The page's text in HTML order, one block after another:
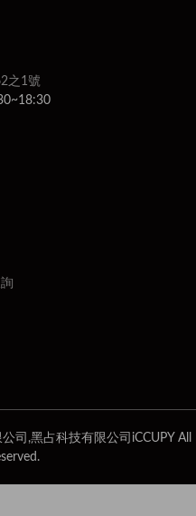
之1號
司,黑占科技有限公司iCCUPY All